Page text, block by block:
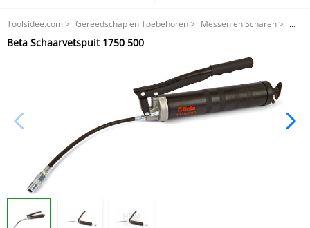
Toolsidee.com > Gereedschap en Toebehoren> Messen en Scharen>
Beta Schaarvetspuit 1750 500
Beta Schaarvetspuit 1750 500